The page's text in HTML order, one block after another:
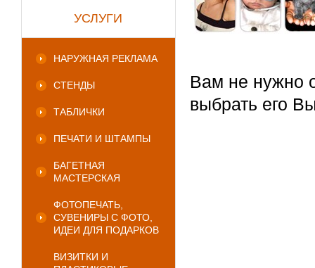
УСЛУГИ
НАРУЖНАЯ РЕКЛАМА
СТЕНДЫ
ТАБЛИЧКИ
ПЕЧАТИ И ШТАМПЫ
БАГЕТНАЯ
МАСТЕРСКАЯ
ФОТОПЕЧАТЬ,
СУВЕНИРЫ С ФОТО,
ИДЕИ ДЛЯ ПОДАРКОВ
ВИЗИТКИ И
Вам не нужно
выбрать его